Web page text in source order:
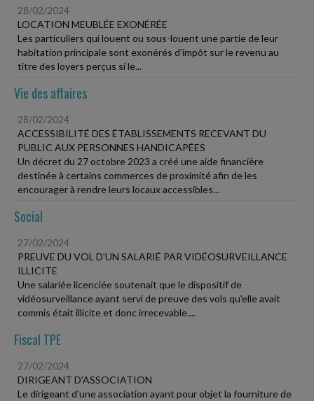
28/02/2024
LOCATION MEUBLÉE EXONÉRÉE
Les particuliers qui louent ou sous-louent une partie de leur
habitation principale sont exonérés d'impôt sur le revenu au
titre des loyers perçus si le...
Vie des affaires
28/02/2024
ACCESSIBILITÉ DES ÉTABLISSEMENTS RECEVANT DU
PUBLIC AUX PERSONNES HANDICAPÉES
Un décret du 27 octobre 2023 a créé une aide financière
destinée à certains commerces de proximité afin de les
encourager à rendre leurs locaux accessibles...
Social
27/02/2024
PREUVE DU VOL D'UN SALARIÉ PAR VIDÉOSURVEILLANCE
ILLICITE
Une salariée licenciée soutenait que le dispositif de
vidéosurveillance ayant servi de preuve des vols qu'elle avait
commis était illicite et donc irrecevable....
Fiscal TPE
27/02/2024
DIRIGEANT D'ASSOCIATION
Le dirigeant d'une association ayant pour objet la fourniture de